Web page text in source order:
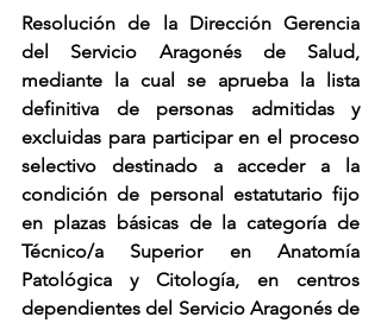
Resolución de la Dirección Gerencia
del Servicio Aragonés de Salud,
mediante la cual se aprueba la lista
definitiva de personas admitidas y
excluidas para participar en el proceso
selectivo destinado a acceder a la
condición de personal estatutario fijo
en plazas básicas de la categoría de
Técnico/a Superior en Anatomía
Patológica y Citología, en centros
dependientes del Servicio Aragonés de